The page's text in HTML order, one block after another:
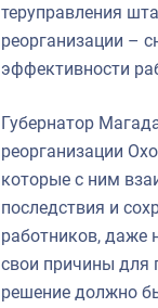
теруправления
реорганизации –
эффективности
Губернатор
реорганизации
которые с ним
последствия и
работников, даже
свои причины для
решение должно